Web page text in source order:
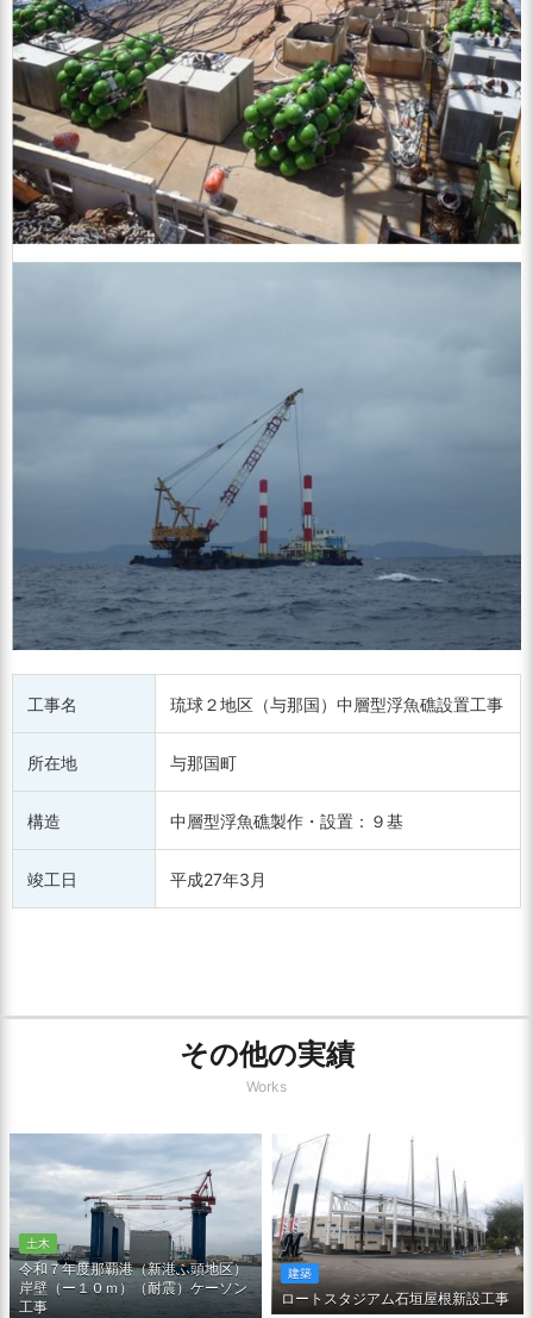
工事名 琉球２地区（与那国）中層型浮魚礁設置工事
所在地 与那国町
構造 中層型浮魚礁製作・設置：９基
竣工日 平成27年3月
その他の実績
Works
土木
令和７年度那覇港（新港ふ頭地区）
岸壁（ー１０ｍ）（耐震）ケーソン
工事
建築
ロートスタジアム石垣屋根新設工事